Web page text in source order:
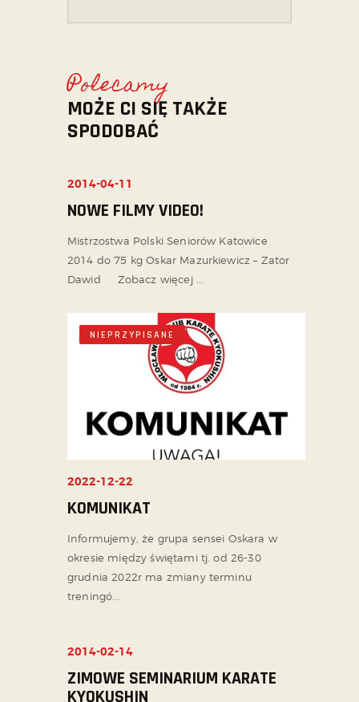
Polecamy
MOŻE CI SIĘ TAKŻE
SPODOBAĆ
NIEPRZYPISANE
2014-04-11
NOWE FILMY VIDEO!
Mistrzostwa Polski Seniorów Katowice
2014 do 75 kg Oskar Mazurkiewicz – Zator
Dawid Zobacz więcej ...
NIEPRZYPISANE
2022-12-22
KOMUNIKAT
Informujemy, że grupa sensei Oskara w
okresie między świętami tj. od 26-30
grudnia 2022r ma zmiany terminu
treningó...
NIEPRZYPISANE
2014-02-14
ZIMOWE SEMINARIUM KARATE
KYOKUSHIN